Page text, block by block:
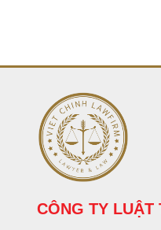
CÔNG TY LUẬT